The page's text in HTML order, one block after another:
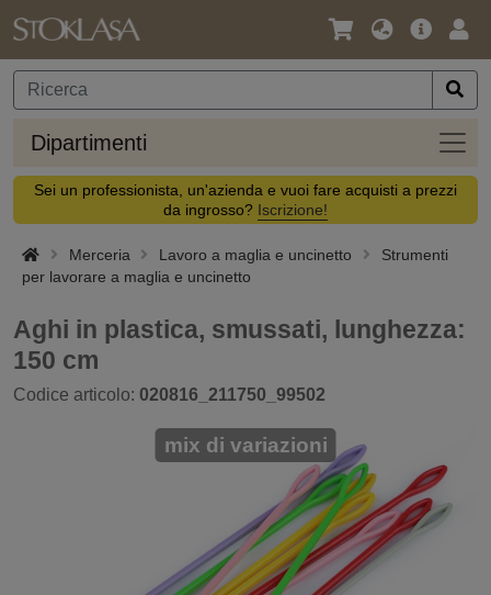
Lingua
Valuta
Offerta
Dipartimenti
Sei un professionista, un'azienda e vuoi fare acquisti a prezzi
da ingrosso? Iscrizione!
Merceria Lavoro a maglia e uncinetto
Strumenti
per lavorare a maglia e uncinetto
Aghi in plastica, smussati, lunghezza:
150 cm
Codice articolo: 020816_211750_99502
mix di variazioni